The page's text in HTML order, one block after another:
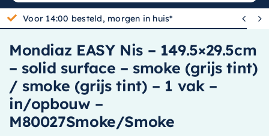
Wastafels
Toiletten
Spiegels
Kranen
Douche
Badkamermeubels
Gratis bezorgd vanaf 100,-
 
Mondiaz EASY Nis – 149.5×29.5cm
– solid surface – smoke (grijs tint)
/ smoke (grijs tint) – 1 vak –
in/opbouw –
M80027Smoke/Smoke